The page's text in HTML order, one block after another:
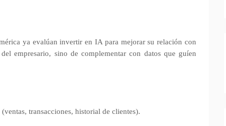
ya evalúan invertir en IA para mejorar su relación con
empresario, sino de complementar con datos que guíen
transacciones, historial de clientes).